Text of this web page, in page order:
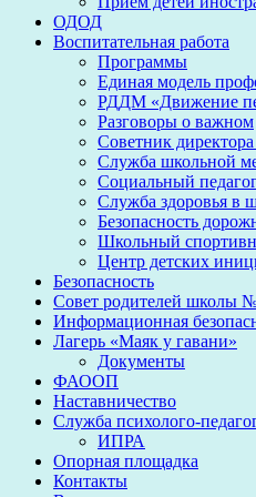
ОДОД
Воспитательная работа
Программы
Единая модель
РДДМ «Движение
Разговоры о важном
Советник
Служба школьной
Социальный
Служба здоровья в
Безопасность
Школьный
Центр детских
Безопасность
Совет родителей школы
Информационная
Лагерь «Маяк у гавани»
Документы
ФАООП
Наставничество
Служба психолого-
ИПРА
Опорная площадка
Контакты